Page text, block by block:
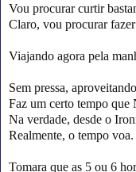
Vou procurar curtir
Claro, vou procurar
Viajando agora pela
Sem pressa,
Faz um certo tempo que
Na verdade, desde o
Realmente, o tempo voa.
Tomara que as 5 ou 6